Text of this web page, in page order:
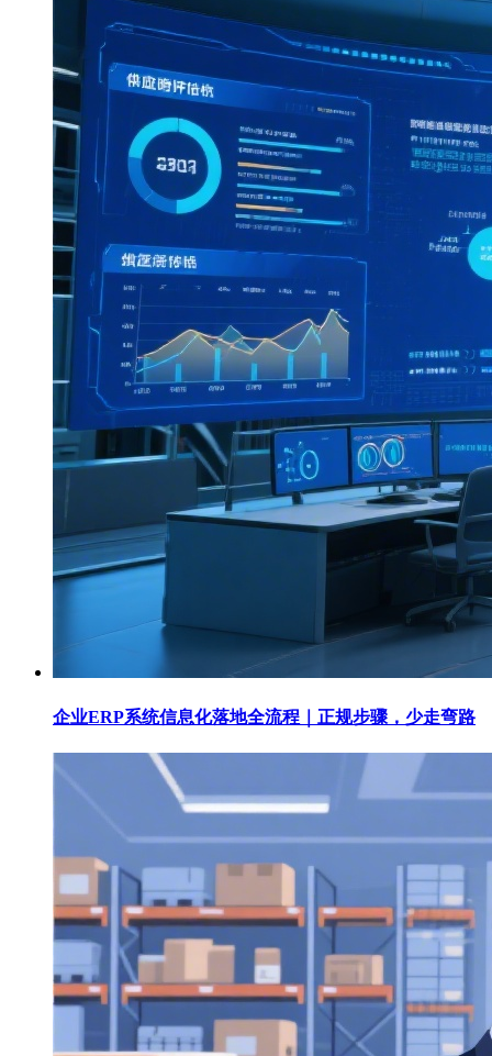
企业ERP系统信息化落地全流程｜正规步骤，少走弯路